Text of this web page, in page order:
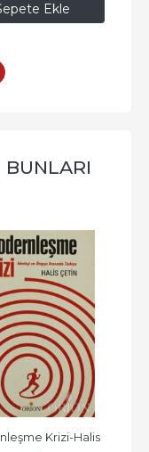
Ekle
Krizi-Halis